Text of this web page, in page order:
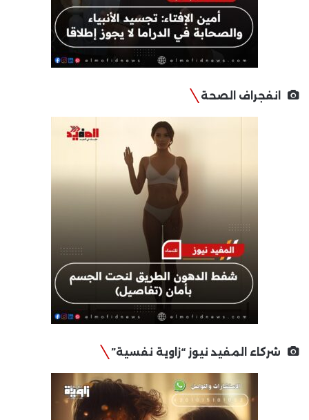
انفجراف الصحة
شركاء المفيد نيوز “زاوية نفسية”